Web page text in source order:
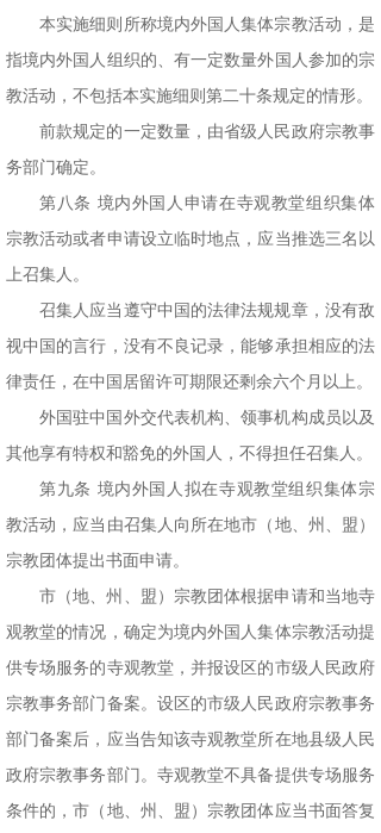
本实施细则所称境内外国人集体宗教活动，是
指境内外国人组织的、有一定数量外国人参加的宗
教活动，不包括本实施细则第二十条规定的情形。
前款规定的一定数量，由省级人民政府宗教事
务部门确定。
第八条 境内外国人申请在寺观教堂组织集体
宗教活动或者申请设立临时地点，应当推选三名以
上召集人。
召集人应当遵守中国的法律法规规章，没有敌
视中国的言行，没有不良记录，能够承担相应的法
律责任，在中国居留许可期限还剩余六个月以上。
外国驻中国外交代表机构、领事机构成员以及
其他享有特权和豁免的外国人，不得担任召集人。
第九条 境内外国人拟在寺观教堂组织集体宗
教活动，应当由召集人向所在地市（地、州、盟）
宗教团体提出书面申请。
市（地、州、盟）宗教团体根据申请和当地寺
观教堂的情况，确定为境内外国人集体宗教活动提
供专场服务的寺观教堂，并报设区的市级人民政府
宗教事务部门备案。设区的市级人民政府宗教事务
部门备案后，应当告知该寺观教堂所在地县级人民
政府宗教事务部门。寺观教堂不具备提供专场服务
条件的，市（地、州、盟）宗教团体应当书面答复